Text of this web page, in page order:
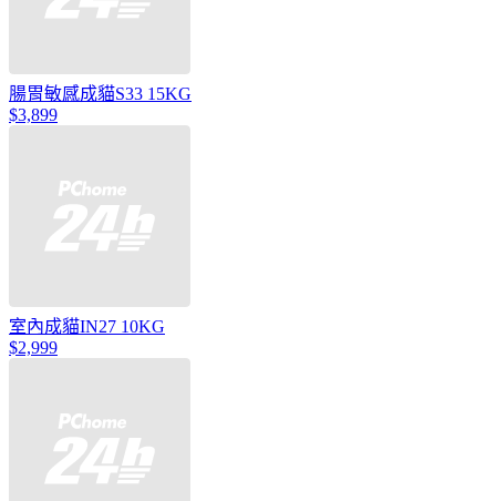
腸胃敏感成貓S33 15KG
$3,899
室內成貓IN27 10KG
$2,999